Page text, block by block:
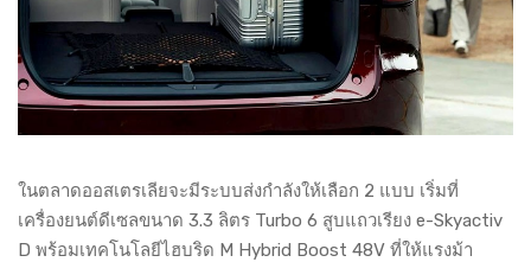
ในตลาดออสเตรเลียจะมีระบบส่งกำลังให้เลือก 2 แบบ เริ่มที่
เครื่องยนต์ดีเซลขนาด 3.3 ลิตร Turbo 6 สูบแถวเรียง e-Skyactiv
D พร้อมเทคโนโลยีไฮบริด M Hybrid Boost 48V ที่ให้แรงม้า